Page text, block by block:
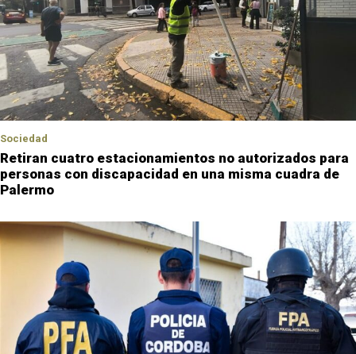
Sociedad
Retiran cuatro estacionamientos no autorizados para
personas con discapacidad en una misma cuadra de
Palermo